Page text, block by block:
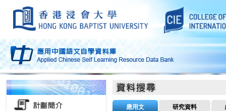
應用文 研究資料